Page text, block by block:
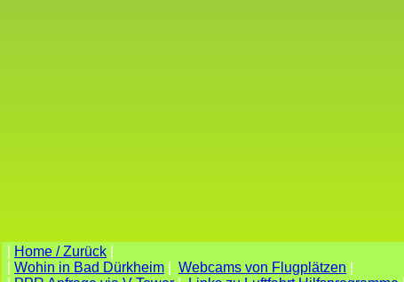
Home / Zurück
Wohin in Bad Dürkheim Webcams von Flugplätzen